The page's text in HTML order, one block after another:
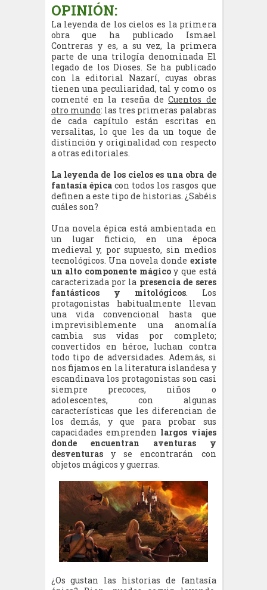
OPINIÓN:
La leyenda de los cielos es la primera
obra que ha publicado Ismael
Contreras y es, a su vez, la primera
parte de una trilogía denominada El
legado de los Dioses. Se ha publicado
con la editorial Nazarí, cuyas obras
tienen una peculiaridad, tal y como os
comenté en la reseña deCuentos de
otro mundo: las tres primeras palabras
de cada capítulo están escritas en
versalitas, lo que les da un toque de
distinción y originalidad con respecto
a otras editoriales.
La leyenda de los cielos es una obra de
fantasía épicacon todos los rasgos que
definen a este tipo de historias. ¿Sabéis
cuáles son?
Una novela épica está ambientada en
un lugar ficticio, en una época
medieval y, por supuesto, sin medios
tecnológicos. Una novela donde existe
un alto componente mágicoy que está
caracterizada por la presencia de seres
fantásticos y mitológicos. Los
protagonistas habitualmente llevan
una vida convencional hasta que
imprevisiblemente una anomalía
cambia sus vidas por completo;
convertidos en héroe, luchan contra
todo tipo de adversidades. Además, si
nos fijamos en la literatura islandesa y
escandinava los protagonistas son casi
siempre precoces, niños o
adolescentes, con algunas
características que les diferencian de
los demás, y que para probar sus
capacidades emprenden largos viajes
donde encuentran aventuras y
desventurasy se encontrarán con
objetos mágicos y guerras.
¿Os gustan las historias de fantasía